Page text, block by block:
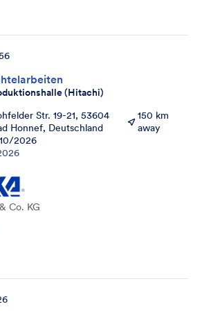
(Hitachi)
Str. 19-21, 53604
Honnef, Deutschland
150 km
away
2026
Co. KG